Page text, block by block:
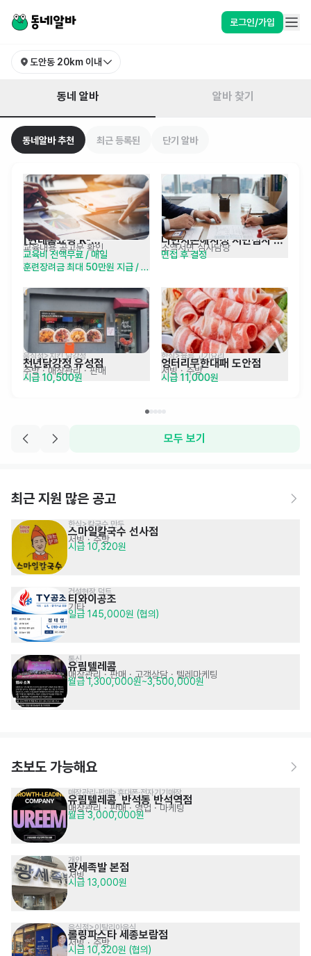
로그인/가입
도안동 20km 이내
동네 알바 알바 찾기
동네알바 추천 최근 등록된 단기 알바
[현대홈쇼핑 K-
뉴딜아카데미] H-
Academy 1기
교육내용 공고문 확인
교육비 전액무료 / 매일
훈련장려금 최대 50만원 지급 /
창업지원금 최대 100만원 지급
다빈치손해사정 서면심사
담당자 채용(대전)
소액서면 심사담당
면접 후 결정
음식점>치킨,닭강정
천년닭강정 유성점
주방· 매장관리 · 판매
시급 10,500원
한식>육류,고기요리
엉터리무한대패 도안점
서빙· 주방
시급 11,000원
모두 보기
최근 지원 많은 공고
한식>칼국수,만두
스마일칼국수 선사점
서빙· 주방
시급 10,320원
건설현장 덕트
티와이공조
기타
일급 145,000원 (협의)
통신
유림텔레콤
매장관리 · 판매 · 고객상담 · 텔레마케팅
월급 1,300,000원~3,500,000원
초보도 가능해요
매장관리·판매>휴대폰·전자기기매장
유림텔레콤_반석동 반석역점
매장관리 · 판매· 영업 · 마케팅
월급 3,000,000원
개인
광세족발 본점
서빙
시급 13,000원
음식점>이탈리아음식
롤링파스타 세종보람점
서빙· 주방
시급 10,320원 (협의)